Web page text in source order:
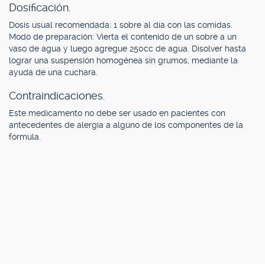
Dosificación.
Dosis usual recomendada: 1 sobre al día con las comidas.
Modo de preparación: Vierta el contenido de un sobre a un
vaso de agua y luego agregue 250cc de agua. Disolver hasta
lograr una suspensión homogénea sin grumos, mediante la
ayuda de una cuchara.
Contraindicaciones.
Este medicamento no debe ser usado en pacientes con
antecedentes de alergia a alguno de los componentes de la
fórmula.